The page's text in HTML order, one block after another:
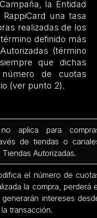
la Entidad
una tasa
realizadas de los
definido más
(término
que dichas
de cuotas
(ver punto 2).
aplica para
de tiendas o
Autorizadas.
el número de
la compra, perderá
intereses
transacción.